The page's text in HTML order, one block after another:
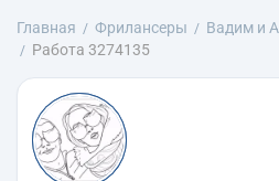
Главная Фрилансеры Вадим и
Работа 3274135